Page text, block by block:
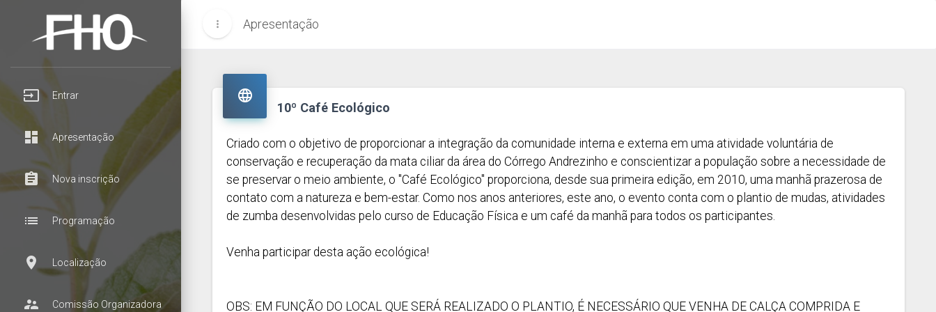
input Entrar
dashboard Apresentação
assignment Nova inscrição
list Programação
room Localização
supervisor_account Comissão Organizadora
more_vert Apresentação

10º Café Ecológico
Criado com o objetivo de proporcionar a integração da comunidade interna e externa em uma atividade voluntária de
conservação e recuperação da mata ciliar da área do Córrego Andrezinho e conscientizar a população sobre a necessidade de
se preservar o meio ambiente, o "Café Ecológico" proporciona, desde sua primeira edição, em 2010, uma manhã prazerosa de
contato com a natureza e bem-estar. Como nos anos anteriores, este ano, o evento conta com o plantio de mudas, atividades
de zumba desenvolvidas pelo curso de Educação Física e um café da manhã para todos os participantes.
Venha participar desta ação ecológica!
OBS: EM FUNÇÃO DO LOCAL QUE SERÁ REALIZADO O PLANTIO, É NECESSÁRIO QUE VENHA DE CALÇA COMPRIDA E